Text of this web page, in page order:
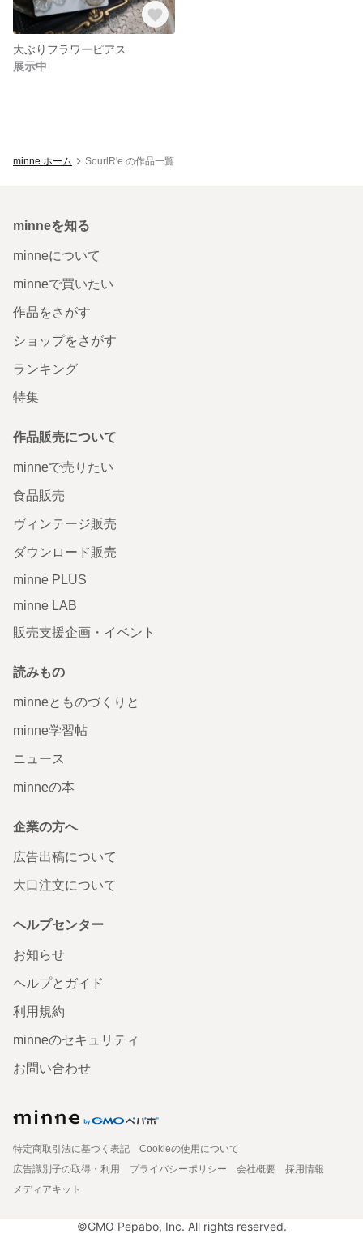
大ぶりフラワーピアス
展示中
minne ホーム SourlR'e の作品一覧
minneを知る
minneについて
minneで買いたい
作品をさがす
ショップをさがす
ランキング
特集
作品販売について
minneで売りたい
食品販売
ヴィンテージ販売
ダウンロード販売
minne PLUS
minne LAB
販売支援企画・イベント
読みもの
minneとものづくりと
minne学習帖
ニュース
minneの本
企業の方へ
広告出稿について
大口注文について
ヘルプセンター
お知らせ
ヘルプとガイド
利用規約
minneのセキュリティ
お問い合わせ
特定商取引法に基づく表記
Cookieの使用について
広告識別子の取得・利用
プライバシーポリシー 会社概要
採用情報
メディアキット
©GMO Pepabo, Inc. All rights reserved.